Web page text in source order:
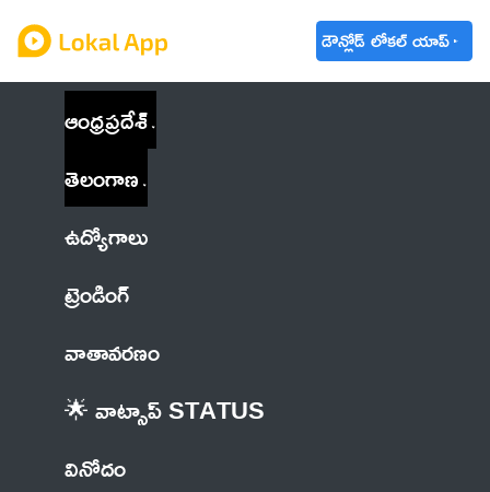
డౌన్లోడ్ లోకల్ యాప్
ఆంధ్రప్రదేశ్
తెలంగాణ
ఉద్యోగాలు
ట్రెండింగ్
వాతావరణం
🌟 వాట్సాప్ STATUS
వినోదం